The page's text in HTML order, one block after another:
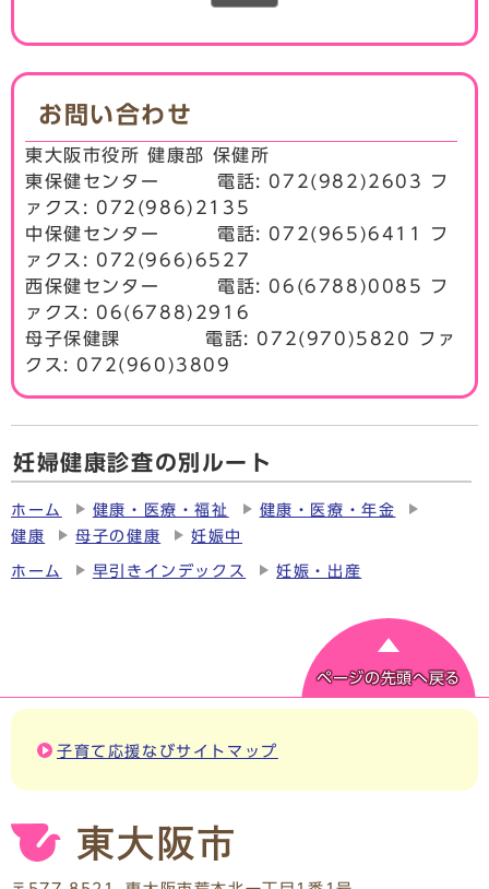
お問い合わせ
東大阪市役所 健康部 保健所
東保健センター 電話: 072(982)2603 フ
ァクス: 072(986)2135
中保健センター 電話: 072(965)6411 フ
ァクス: 072(966)6527
西保健センター 電話: 06(6788)0085 フ
ァクス: 06(6788)2916
母子保健課 電話: 072(970)5820 ファ
クス: 072(960)3809
妊婦健康診査の別ルート
ホーム 健康・医療・福祉
健康・医療・年金
健康
母子の健康 妊娠中
ホーム 早引きインデックス 妊娠・出産
ページの先頭へ戻る
子育て応援なびサイトマップ